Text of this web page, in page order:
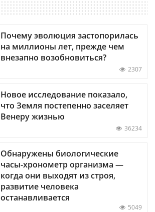
Почему эволюция застопорилась
на миллионы лет, прежде чем
внезапно возобновиться?
2307
Новое исследование показало,
что Земля постепенно заселяет
Венеру жизнью
36234
Обнаружены биологические
часы-хронометр организма —
когда они выходят из строя,
развитие человека
останавливается
5049